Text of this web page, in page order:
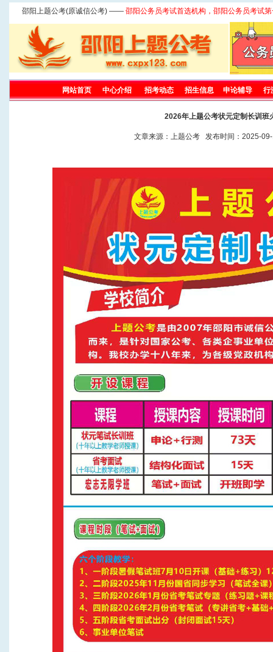
邵阳上题公考(原诚信公考) —— 邵阳公务员考试首选机构，邵阳公务员考试
网站首页 中心介绍 招考动态 招生信息 申论辅导 行
2026年上题公考状元定制长训班
文章来源：上题公考 发布时间：2025-